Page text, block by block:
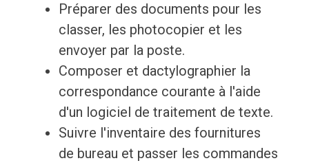
Préparer des documents pour les
classer, les photocopier et les
envoyer par la poste.
Composer et dactylographier la
correspondance courante à l'aide
d'un logiciel de traitement de texte.
Suivre l'inventaire des fournitures
de bureau et passer les commandes